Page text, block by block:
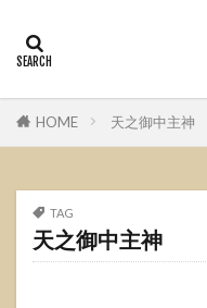
HOME 天之御中主神
TAG
天之御中主神